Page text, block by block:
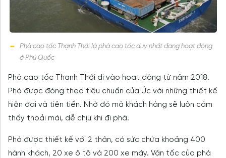
Phà cao tốc Thạnh Thới là phà cao tốc duy nhất đang hoạt động
ở Phú Quốc
Phà cao tốc Thạnh Thới đi vào hoạt động từ năm 2018.
Phà được đóng theo tiêu chuẩn của Úc với những thiết kế
hiện đại và tiên tiến. Nhờ đó mà khách hàng sẽ luôn cảm
thấy thoải mái, dễ chịu khi đi phà.
Phà được thiết kế với 2 thân, có sức chứa khoảng 400
hành khách, 20 xe ô tô và 200 xe máy. Vận tốc của phà